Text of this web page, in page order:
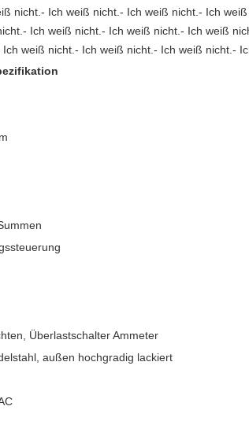
nicht.- Ich weiß nicht.- Ich weiß nicht.- Ich
Ich weiß nicht.- Ich weiß nicht.- Ich weiß
weiß nicht.- Ich weiß nicht.- Ich weiß nicht.-
Überlastschalter Ammeter
außen hochgradig lackiert